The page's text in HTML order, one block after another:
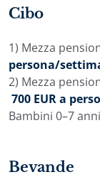
Cibo
1) Mezza
persona/
2) Mezza
700 EUR a
Bambini 0–7
Bevande